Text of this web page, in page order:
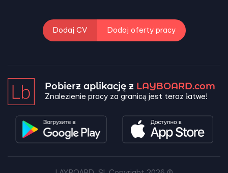
Dodaj CV Dodaj oferty pracy
Pobierz aplikację z LAYBOARD.com
Znalezienie pracy za granicą jest teraz łatwe!